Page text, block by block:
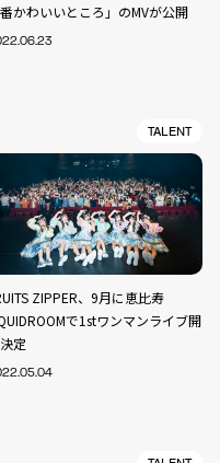
かわいいところ」のMVが公開
TALENT
ZIPPER、9月に恵比寿
で1stワンマンライブ開
定